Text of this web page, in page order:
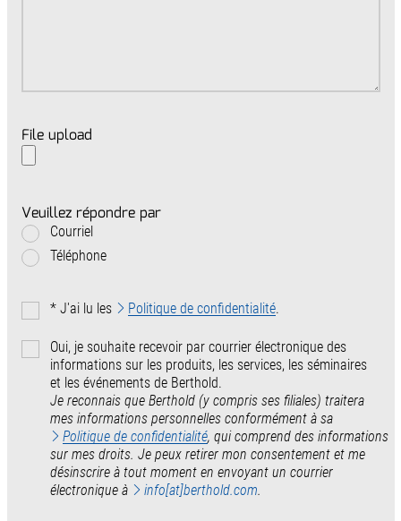
File upload
Veuillez répondre par
Courriel
Téléphone
* J'ai lu les Politique de confidentialité.
Oui, je souhaite recevoir par courrier électronique des
informations sur les produits, les services, les séminaires
et les événements de Berthold.
Je reconnais que Berthold (y compris ses filiales) traitera
mes informations personnelles conformément à sa
Politique de confidentialité, qui comprend des informations
sur mes droits. Je peux retirer mon consentement et me
désinscrire à tout moment en envoyant un courrier
électronique à
info[at]berthold.com.